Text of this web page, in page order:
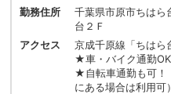
勤務住所
千葉県市原市ちはら
台２Ｆ
アクセス
京成千原線「ちはら
★車・バイク通勤
★自転車通勤も可！
にある場合は利用可）